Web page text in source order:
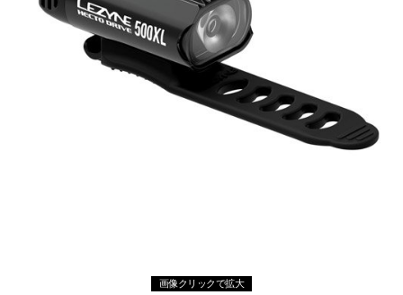
画像クリックで拡大